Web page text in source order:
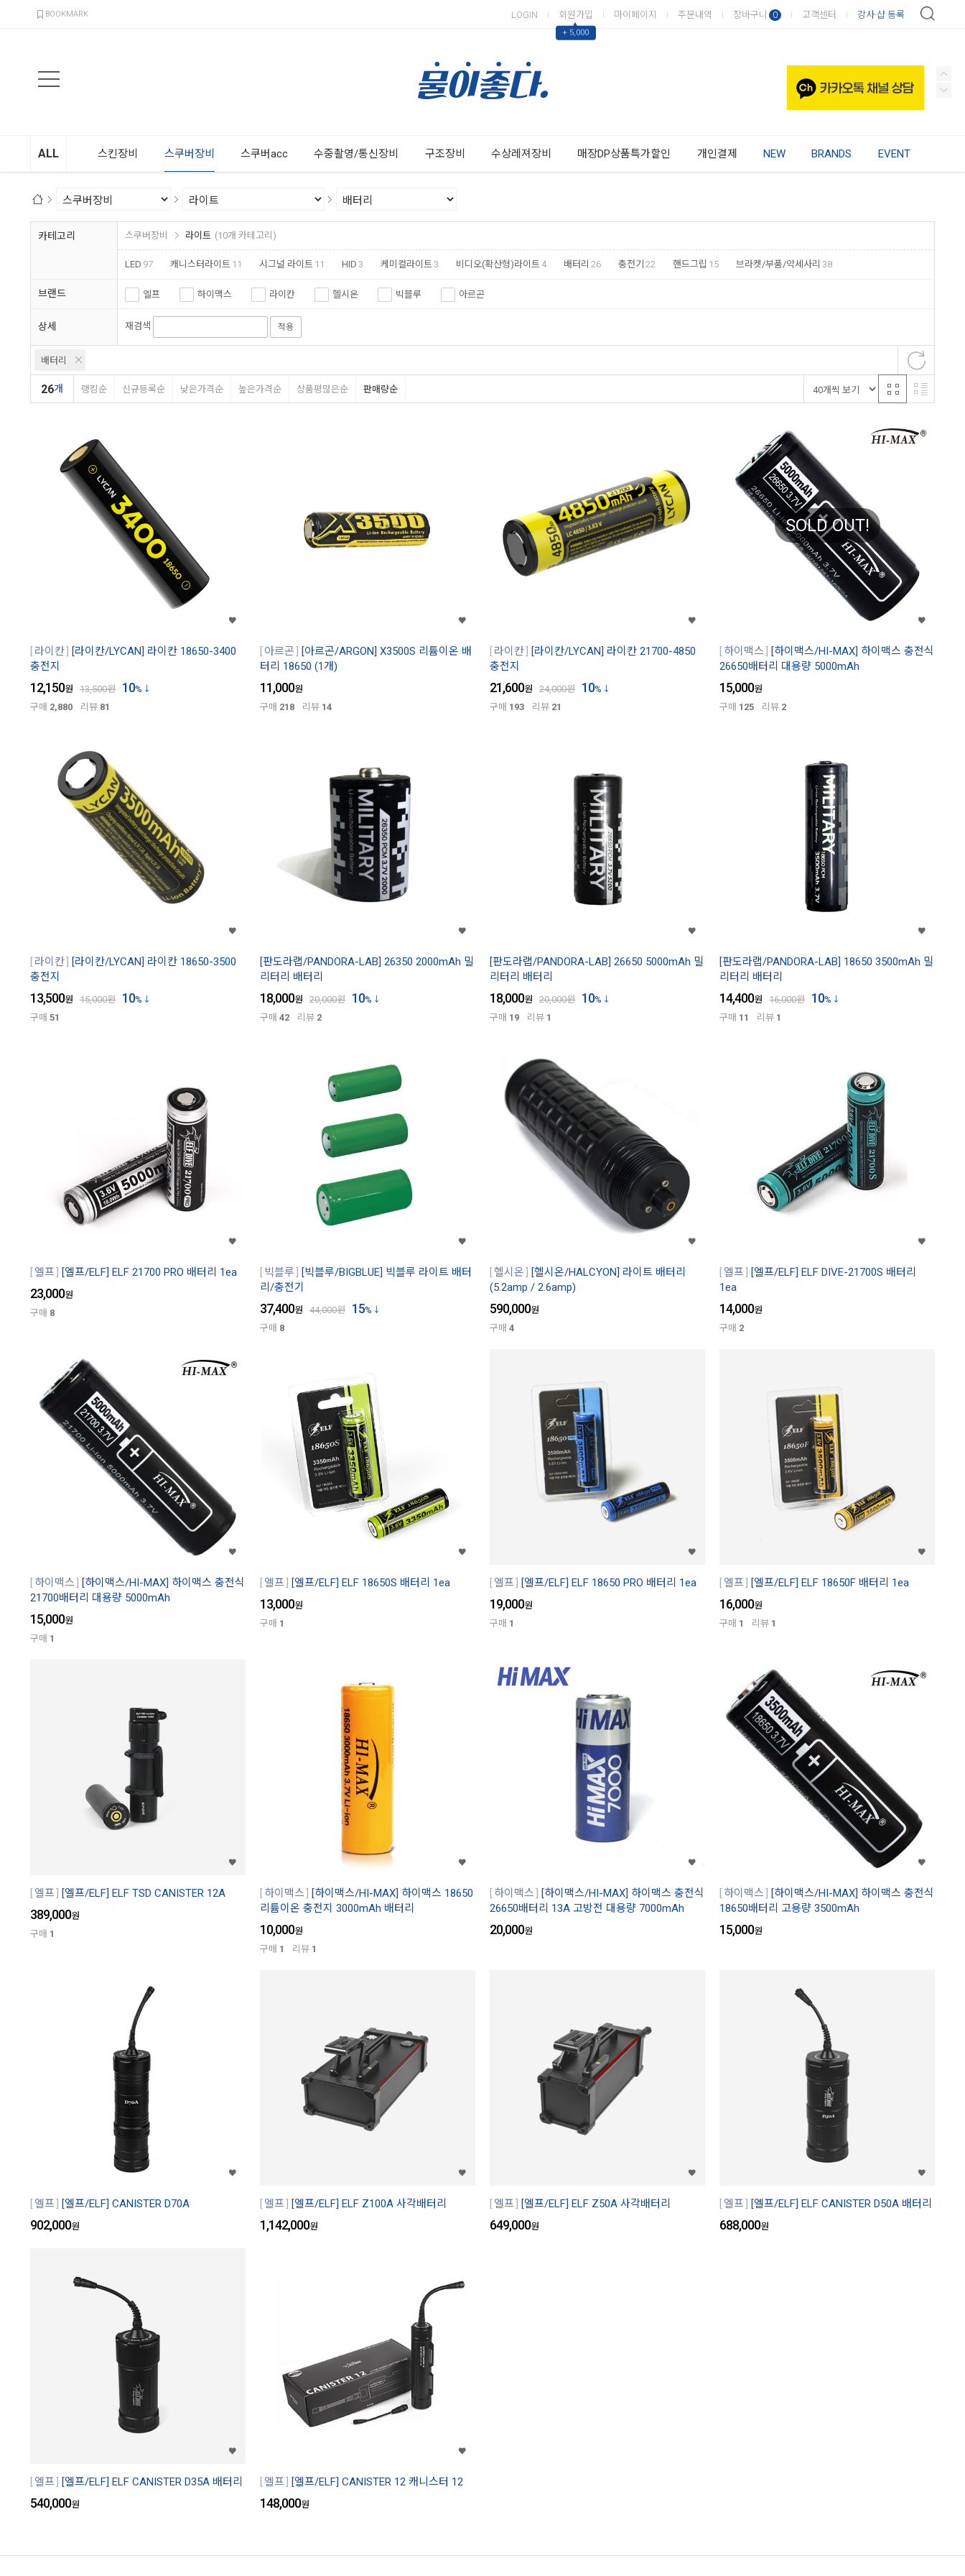
BOOKMARK LOGIN 회원가입
▲
+ 5,000
마이페이지 주문내역 장바구니 0 고객센터 강사·샵 등록
ALL 스킨장비 스쿠버장비 스쿠버acc 수중촬영/통신장비 구조장비 수상레져장비 매장DP상품특가할인 개인결제 NEW BRANDS EVENT
카테고리 스쿠버장비 라이트 (10개 카테고리)
LED 97 캐니스터라이트 11 시그널 라이트 11 HID 3 케미컬라이트 3 비디오(확산형)라이트 4 배터리 26 충전기 22 핸드그립 15 브라켓/부품/악세사리 38
브랜드 엘프 하이맥스 라이칸 헬시온 빅블루 아르곤
상세 재검색 적용
배터리
26개 랭킹순 신규등록순 낮은가격순 높은가격순 상품평많은순 판매량순
라이칸
[라이칸/LYCAN] 라이칸 18650-3400
충전지
12,150원 13,500원 10%
구매 2,880 리뷰 81
아르곤
[아르곤/ARGON] X3500S 리튬이온 배
터리 18650 (1개)
11,000원
구매 218 리뷰 14
라이칸
[라이칸/LYCAN] 라이칸 21700-4850
충전지
21,600원 24,000원 10%
구매 193 리뷰 21
SOLD OUT!
하이맥스
[하이맥스/HI-MAX] 하이맥스 충전식
26650배터리 대용량 5000mAh
15,000원
구매 125 리뷰 2
라이칸
[라이칸/LYCAN] 라이칸 18650-3500
충전지
13,500원 15,000원 10%
구매 51
[판도라랩/PANDORA-LAB] 26350 2000mAh 밀
리터리 배터리
18,000원 20,000원 10%
구매 42 리뷰 2
[판도라랩/PANDORA-LAB] 26650 5000mAh 밀
리터리 배터리
18,000원 20,000원 10%
구매 19 리뷰 1
[판도라랩/PANDORA-LAB] 18650 3500mAh 밀
리터리 배터리
14,400원 16,000원 10%
구매 11 리뷰 1
엘프 [엘프/ELF] ELF 21700 PRO 배터리 1ea
23,000원
구매 8
빅블루
[빅블루/BIGBLUE] 빅블루 라이트 배터
리/충전기
37,400원 44,000원 15%
구매 8
헬시온
[헬시온/HALCYON] 라이트 배터리
(5.2amp / 2.6amp)
590,000원
구매 4
엘프
[엘프/ELF] ELF DIVE-21700S 배터리
1ea
14,000원
구매 2
하이맥스
[하이맥스/HI-MAX] 하이맥스 충전식
21700배터리 대용량 5000mAh
15,000원
구매 1
엘프 [엘프/ELF] ELF 18650S 배터리 1ea
13,000원
구매 1
엘프 [엘프/ELF] ELF 18650 PRO 배터리 1ea
19,000원
구매 1
엘프 [엘프/ELF] ELF 18650F 배터리 1ea
16,000원
구매 1 리뷰 1
엘프 [엘프/ELF] ELF TSD CANISTER 12A
389,000원
구매 1
하이맥스
[하이맥스/HI-MAX] 하이맥스 18650
리튬이온 충전지 3000mAh 배터리
10,000원
구매 1 리뷰 1
하이맥스
[하이맥스/HI-MAX] 하이맥스 충전식
26650배터리 13A 고방전 대용량 7000mAh
20,000원
하이맥스
[하이맥스/HI-MAX] 하이맥스 충전식
18650배터리 고용량 3500mAh
15,000원
엘프 [엘프/ELF] CANISTER D70A
902,000원
엘프 [엘프/ELF] ELF Z100A 사각배터리
1,142,000원
엘프 [엘프/ELF] ELF Z50A 사각배터리
649,000원
엘프 [엘프/ELF] ELF CANISTER D50A 배터리
688,000원
엘프 [엘프/ELF] ELF CANISTER D35A 배터리
540,000원
엘프 [엘프/ELF] CANISTER 12 캐니스터 12
148,000원